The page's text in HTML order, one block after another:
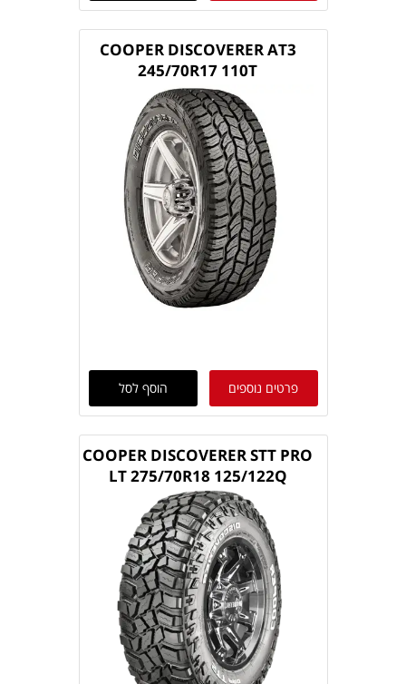
COOPER DISCOVERER AT3
245/70R17 110T
פרטים נוספים הוסף לסל
COOPER DISCOVERER STT PRO
LT 275/70R18 125/122Q